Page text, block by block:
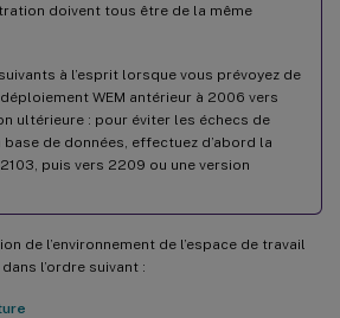
doivent tous être de la même
à l’esprit lorsque vous prévoyez de
WEM antérieur à 2006 vers
ultérieure : pour éviter les échecs de
base de données, effectuez d’abord la
puis vers 2209 ou une version
de l’environnement de l’espace de travail
l’ordre suivant :